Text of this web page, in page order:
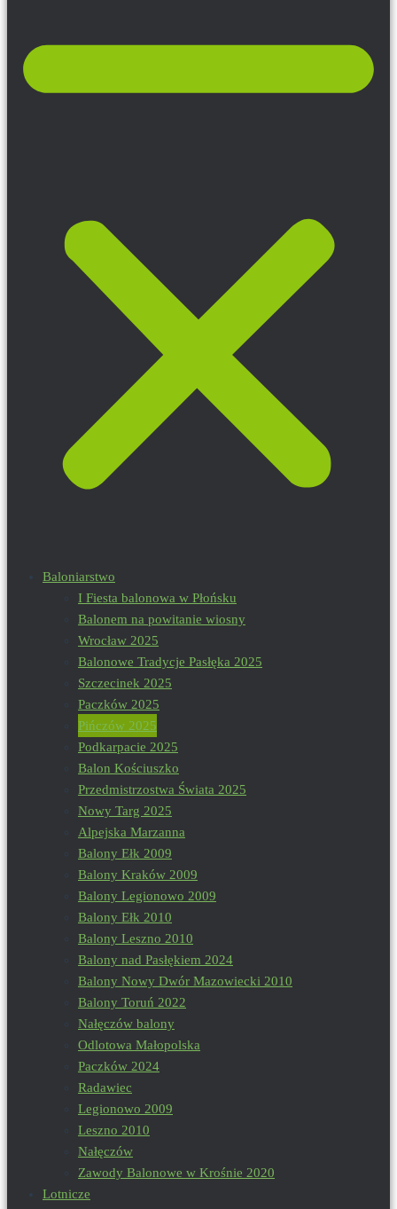
Baloniarstwo
I Fiesta balonowa w Płońsku
Balonem na powitanie wiosny
Wrocław 2025
Balonowe Tradycje Pasłęka 2025
Szczecinek 2025
Paczków 2025
Pińczów 2025
Podkarpacie 2025
Balon Kościuszko
Przedmistrzostwa Świata 2025
Nowy Targ 2025
Alpejska Marzanna
Balony Ełk 2009
Balony Kraków 2009
Balony Legionowo 2009
Balony Ełk 2010
Balony Leszno 2010
Balony nad Pasłękiem 2024
Balony Nowy Dwór Mazowiecki 2010
Balony Toruń 2022
Nałęczów balony
Odlotowa Małopolska
Paczków 2024
Radawiec
Legionowo 2009
Leszno 2010
Nałęczów
Zawody Balonowe w Krośnie 2020
Lotnicze